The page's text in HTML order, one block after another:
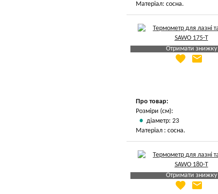
Матеріал: сосна.
Отримати знижку
Яка Ваша ціна
favorite email
Про товар:
Розміри (см):
діаметр: 23
Матеріал : сосна.
Отримати знижку
Яка Ваша ціна
favorite email